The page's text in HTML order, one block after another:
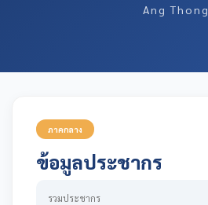
Ang Thong
ภาคกลาง
ข้อมูลประชากร
รวมประชากร